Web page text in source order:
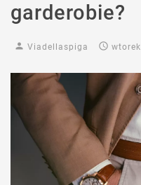
garderobie?
person Viadellaspiga  wtorek